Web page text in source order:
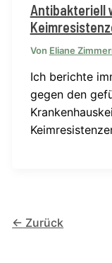
Antibakteriell
Von Eliane
Ich berichte
gegen den
← Zurück